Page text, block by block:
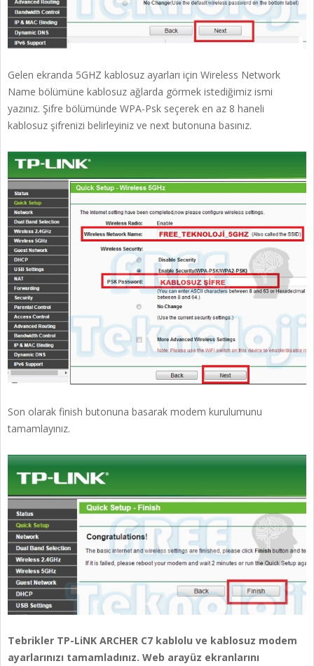
Gelen ekranda 5GHZ kablosuz ayarları için Wireless Network
Name bölümüne kablosuz ağlarda görmek istediğimiz ismi
yazınız. Şifre bölümünde WPA-Psk seçerek en az 8 haneli
kablosuz şifrenizi belirleyiniz ve next butonuna basınız.
Son olarak finish butonuna basarak modem kurulumunu
tamamlayınız.
Tebrikler TP-LiNK ARCHER C7 kablolu ve kablosuz modem
ayarlarınızı tamamladınız. Web arayüz ekranlarını